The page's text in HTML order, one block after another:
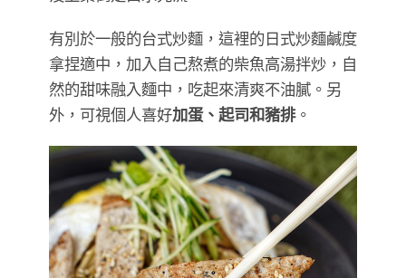
有別於一般的台式炒麵，這裡的日式炒麵鹹度
拿捏適中，加入自己熬煮的柴魚高湯拌炒，自
然的甜味融入麵中，吃起來清爽不油膩。另
外，可視個人喜好加蛋、起司和豬排。